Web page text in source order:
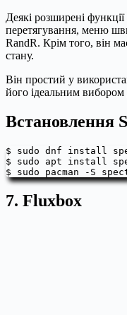
Деякі розширені
перетягування, меню
RandR. Крім того, він
стану.
Він простий у
його ідеальним вибором
Встановлення
$ sudo dnf install
$ sudo apt install
$ sudo pacman -S
7. Fluxbox